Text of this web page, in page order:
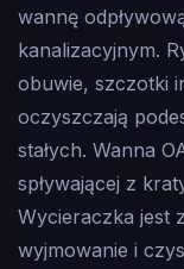
wannę
kanalizacyjnym.
obuwie, szczotki
oczyszczają
stałych. Wanna
spływającej z
Wycieraczka jest
wyjmowanie i